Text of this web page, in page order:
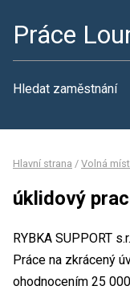
Práce
Hledat zaměstnání
Hlavní strana / Volná
úklidový
RYBKA SUPPORT
Práce na zkrácený
ohodnocením 25